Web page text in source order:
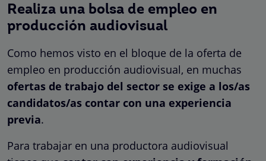
Realiza una bolsa de empleo en
producción audiovisual
Como hemos visto en el bloque de la oferta de
empleo en producción audiovisual, en muchas
ofertas de trabajo del sector se exige a los/as
candidatos/as contar con una experiencia
previa.
Para trabajar en una productora audiovisual